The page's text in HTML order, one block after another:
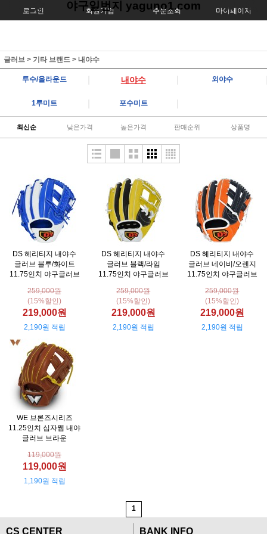
로그인 회원가입 주문조회 마이페이지
야구일번지 yaguno1.com
글러브 > 기타 브랜드 > 내야수
투수/올라운드 내야수 외야수
1루미트 포수미트
최신순 낮은가격 높은가격 판매순위 상품명
DS 헤리티지 내야수
글러브 블루/화이트
11.75인치 야구글러브
259,000원
(15%할인)
219,000원
2,190원 적립
DS 헤리티지 내야수
글러브 블랙/라임
11.75인치 야구글러브
259,000원
(15%할인)
219,000원
2,190원 적립
DS 헤리티지 내야수
글러브 네이비/오렌지
11.75인치 야구글러브
259,000원
(15%할인)
219,000원
2,190원 적립
WE 브론즈시리즈
11.25인치 십자웹 내야
글러브 브라운
119,000원
119,000원
1,190원 적립
1
CS CENTER BANK INFO